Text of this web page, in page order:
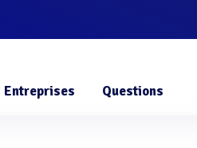
Entreprises Questions